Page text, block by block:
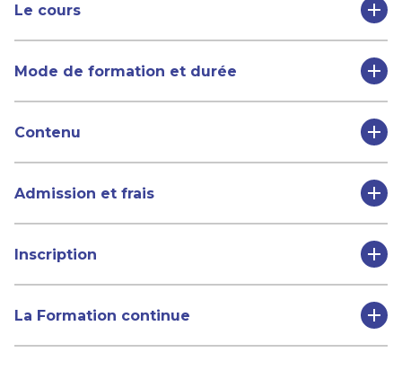
Le cours
Mode de formation et durée
Contenu
Admission et frais
Inscription
La Formation continue